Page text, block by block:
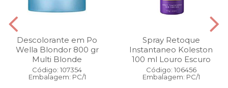
Descolorante em Po
Wella Blondor 800 gr
Multi Blonde
Código: 107354
Embalagem: PC/1
Spray Retoque
Instantaneo Koleston
100 ml Louro Escuro
Código: 106456
Embalagem: PC/1